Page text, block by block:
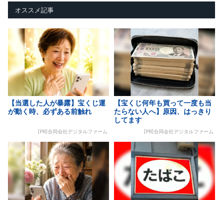
オススメ記事
【当選した人が暴露】宝くじ運
が動く時、必ずある前触れ
[PR]合同会社デジタルファーム
【宝くじ何年も買って一度も当
たらない人へ】原因、はっきり
してます
[PR]合同会社デジタルファーム